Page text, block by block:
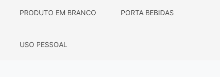
PRODUTO EM BRANCO PORTA BEBIDAS
USO PESSOAL